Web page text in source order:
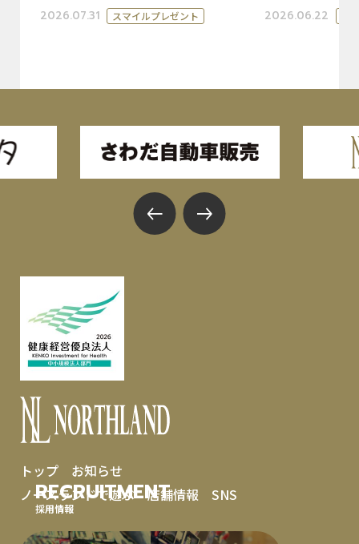
2026.07.31 スマイルプレゼント 2026.06.22
トップ
お知らせ
ノースランドで遊ぶ
店舗情報 SNS
RECRUITMENT
採用情報